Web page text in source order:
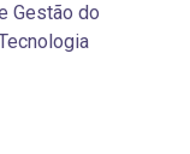
Gestão do